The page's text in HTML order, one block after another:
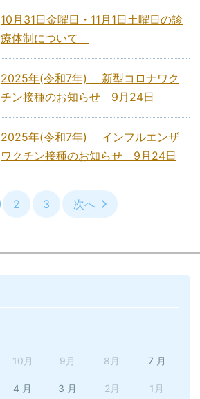
10月31日金曜日・11月1日土曜日の診
療体制について
2025年(令和7年) 新型コロナワク
チン接種のお知らせ 9月24日
2025年(令和7年) インフルエンザ
ワクチン接種のお知らせ 9月24日
2 3 次へ
10月 9月 8月 7 月
4 月 3 月 2月 1月